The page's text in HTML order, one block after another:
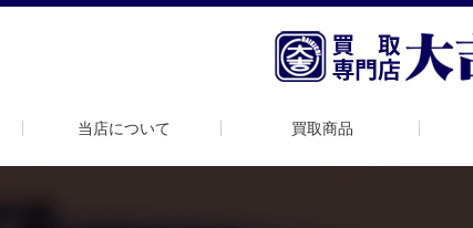
当店について 買取商品